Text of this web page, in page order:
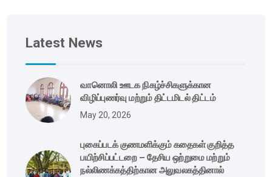
Latest News
வானொலி ஊடக நிகழ்ச்சிகளுக்கான
விழிப்புணர்வு மற்றும் திட்டமிடல் திட்டம்
May 20, 2026
புகைப்படக் குணமளிக்கும் கதைகள் குறித்த
பயிற்சிப்பட்டறை – தேசிய ஒற்றுமை மற்றும்
நல்லிணக்கத்திற்கான அலுவலகத்தினால்